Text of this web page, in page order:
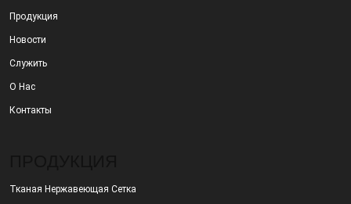
Продукция
Новости
Служить
О Нас
Контакты
Тканая Нержавеющая Сетка